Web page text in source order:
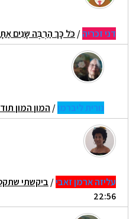
דני זכריה/ כֹּל כָּךְ הַרְבֶּה שָנִים
נורית ליברמן/ המון המון
עליזה ארמן זאבי/ ביקשתי
22:56